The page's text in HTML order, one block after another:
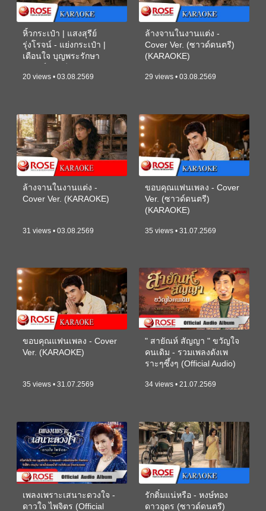
หิ้วกระเป๋า | แสงสุรีย์
รุ่งโรจน์ - แย่งกระเป๋า |
เตือนใจ บุญพระรักษา
20 views • 03.08.2569
ล้างจานในงานแต่ง -
Cover Ver. (ซาวด์ดนตรี)
(KARAOKE)
29 views • 03.08.2569
ล้างจานในงานแต่ง -
Cover Ver. (KARAOKE)
31 views • 03.08.2569
ขอบคุณแฟนเพลง - Cover
Ver. (ซาวด์ดนตรี)
(KARAOKE)
35 views • 31.07.2569
ขอบคุณแฟนเพลง - Cover
Ver. (KARAOKE)
35 views • 31.07.2569
" สายัณห์ สัญญา " ขวัญใจ
คนเดิม - รวมเพลงดังเพ
ราะๆซึ้งๆ (Official Audio)
34 views • 21.07.2569
เพลงเพราะเสนาะดวงใจ -
ดาวใจ ไพจิตร (Official
รักติ๋มแน่หรือ - หงษ์ทอง
ดาวอุดร (ซาวด์ดนตรี)